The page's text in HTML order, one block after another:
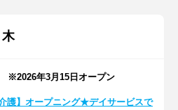
年3月15日オープン
介護】オープニング★デイサービスで